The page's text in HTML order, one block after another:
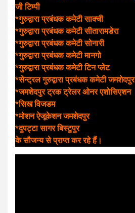
जी टिम्पी
*गुरुद्वारा प्रबंधक कमेटी साक्ची
*गुरुद्वारा प्रबंधक कमेटी सीतारामडेरा
*गुरुद्वारा प्रबंधक कमेटी सोनारी
*गुरुद्वारा प्रबंधक कमेटी मानगो
*गुरुद्वारा प्रबंधक कमेटी टिन प्लेट
*सेन्ट्रल गुरुद्वारा प्रबंधक कमेटी जमशेदपुर
*जमशेदपुर ट्रक ट्रेलर ओनर एशोसिएशन
*सिख विजडम
*मोशन ऐजूकेशन जमशेदपुर
*दुपट्टा सागर बिस्टुपुर
के सौजन्य से प्राप्त कर रहे हैं।